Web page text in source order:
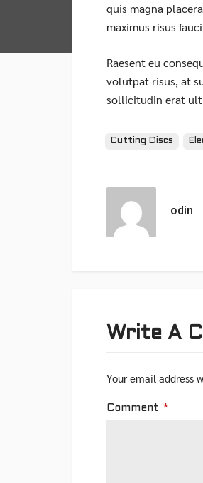
quis magna
maximus risus
Raesent eu
volutpat risus, at
sollicitudin erat
Tags:
Cutting Discs
odin
Write A
Your email address
Comment *